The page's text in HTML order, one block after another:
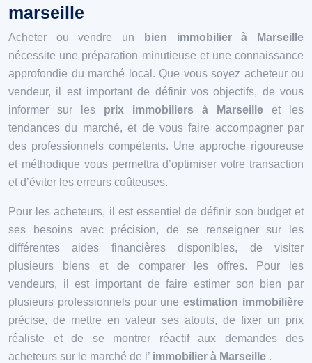
marseille
Acheter ou vendre un
bien immobilier à Marseille
nécessite une préparation minutieuse et une connaissance
approfondie du marché local. Que vous soyez acheteur ou
vendeur, il est important de définir vos objectifs, de vous
informer sur les prix immobiliers à Marseille et les
tendances du marché, et de vous faire accompagner par
des professionnels compétents. Une approche rigoureuse
et méthodique vous permettra d’optimiser votre transaction
et d’éviter les erreurs coûteuses.
Pour les acheteurs, il est essentiel de définir son budget et
ses besoins avec précision, de se renseigner sur les
différentes aides financières disponibles, de visiter
plusieurs biens et de comparer les offres. Pour les
vendeurs, il est important de faire estimer son bien par
plusieurs professionnels pour uneestimation immobilière
précise, de mettre en valeur ses atouts, de fixer un prix
réaliste et de se montrer réactif aux demandes des
acheteurs sur le marché de l’ immobilier à Marseille .